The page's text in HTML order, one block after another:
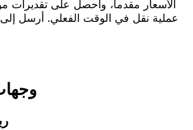
الأسعار مقدماً، واحصل على تقديرات